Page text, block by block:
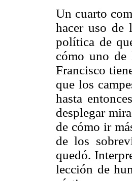
Un cuarto
hacer uso de
política de
cómo uno de
Francisco
que los
hasta
desplegar
de cómo ir
de los
quedó.
lección de